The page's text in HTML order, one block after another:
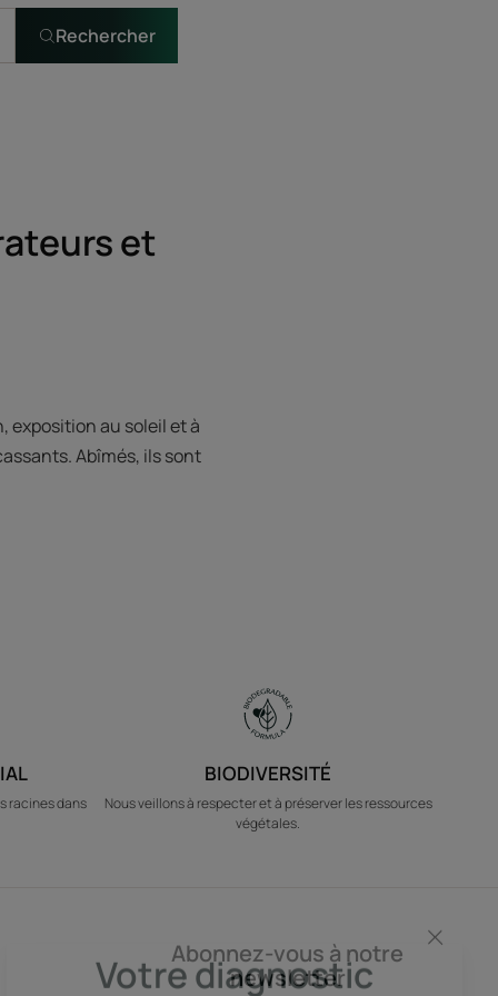
Rechercher
et
exposition au soleil et à
Abîmés, ils sont
racines dans
BIODIVERSITÉ
Nous veillons à respecter et à préserver les ressources
végétales.
Abonnez-vous à notre
newsletter